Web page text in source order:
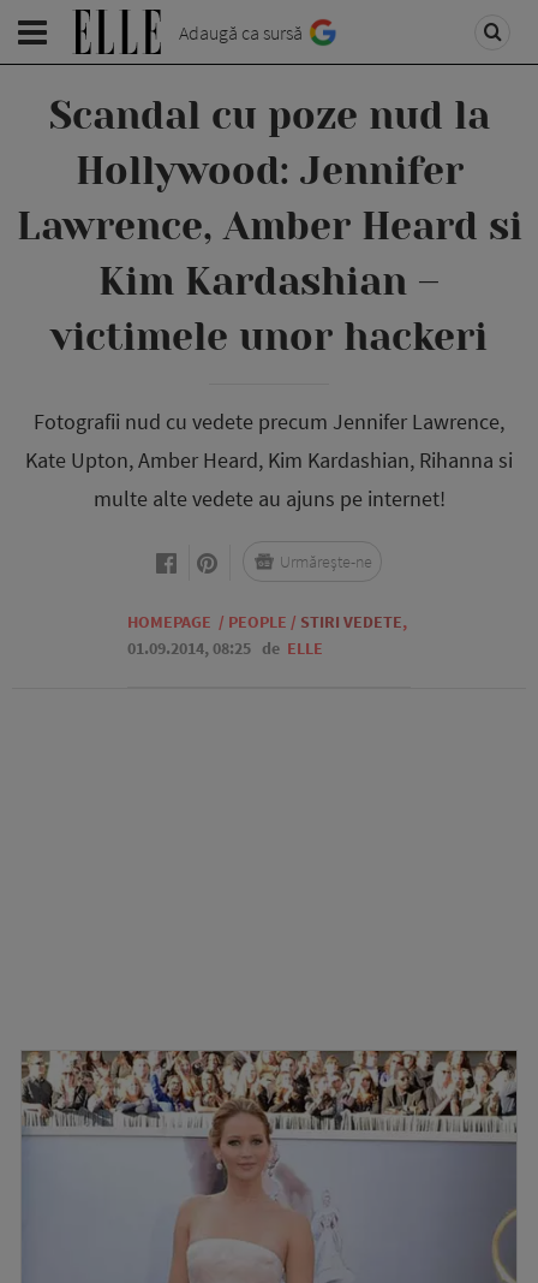
Adaugă ca sursă
Scandal cu poze nud la
Hollywood: Jennifer
Lawrence, Amber Heard si
Kim Kardashian –
victimele unor hackeri
Fotografii nud cu vedete precum Jennifer Lawrence,
Kate Upton, Amber Heard, Kim Kardashian, Rihanna si
multe alte vedete au ajuns pe internet!
HOMEPAGE / PEOPLE / STIRI VEDETE,
01.09.2014, 08:25 de ELLE
Urmărește-ne